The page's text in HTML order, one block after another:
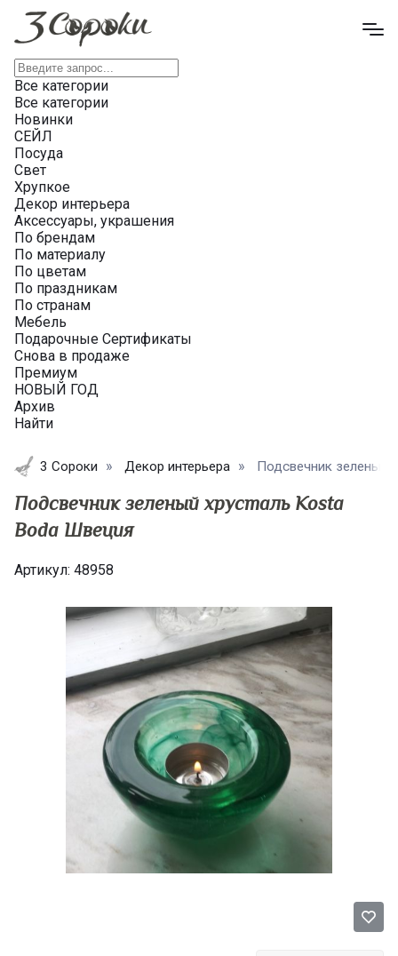
Все категории
Все категории
Новинки
СЕЙЛ
Посуда
Свет
Хрупкое
Декор интерьера
Аксессуары, украшения
По брендам
По материалу
По цветам
По праздникам
По странам
Мебель
Подарочные Сертификаты
Снова в продаже
Премиум
НОВЫЙ ГОД
Архив
Найти
3 Сороки Декор интерьера Подсвечник зеленый
Подсвечник зеленый хрусталь Kosta
Boda Швеция
Артикул: 48958